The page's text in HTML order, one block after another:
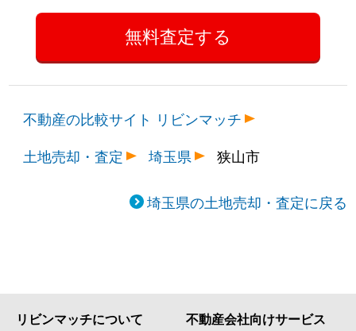
不動産の比較サイト リビンマッチ
土地売却・査定
埼玉県 狭山市
埼玉県の土地売却・査定に戻る
リビンマッチについて 不動産会社向けサービス